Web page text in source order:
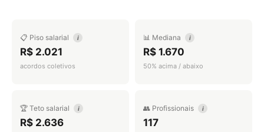
📋 Piso salarial i
R$ 2.021
acordos coletivos
📊 Mediana i
R$ 1.670
50% acima / abaixo
🏆 Teto salarial i
R$ 2.636
👥 Profissionais i
117